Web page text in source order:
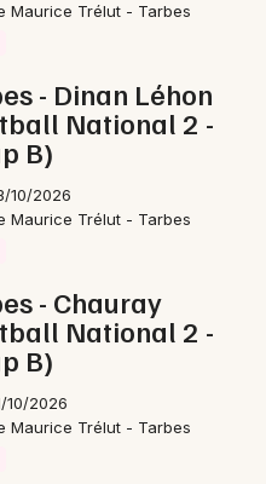
Maurice Trélut - Tarbes
- Dinan Léhon
National 2 -
B)
10/2026
Maurice Trélut - Tarbes
- Chauray
National 2 -
B)
10/2026
Maurice Trélut - Tarbes